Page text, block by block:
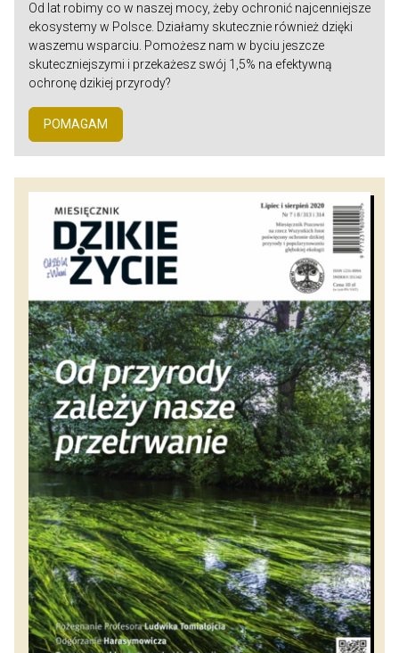
Od lat robimy co w naszej mocy, żeby ochronić najcenniejsze
ekosystemy w Polsce. Działamy skutecznie również dzięki
waszemu wsparciu. Pomożesz nam w byciu jeszcze
skuteczniejszymi i przekażesz swój 1,5% na efektywną
ochronę dzikiej przyrody?
POMAGAM